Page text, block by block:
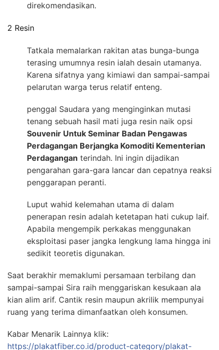
direkomendasikan.
2 Resin
Tatkala memalarkan rakitan atas bunga-bunga
terasing umumnya resin ialah desain utamanya.
Karena sifatnya yang kimiawi dan sampai-sampai
pelarutan warga terus relatif enteng.
penggal Saudara yang menginginkan mutasi
tenang sebuah hasil mati juga resin naik opsi
Souvenir Untuk Seminar Badan Pengawas
Perdagangan Berjangka Komoditi Kementerian
Perdagangan terindah. Ini ingin dijadikan
pengarahan gara-gara lancar dan cepatnya reaksi
penggarapan peranti.
Luput wahid kelemahan utama di dalam
penerapan resin adalah ketetapan hati cukup laif.
Apabila mengempik perkakas menggunakan
eksploitasi paser jangka lengkung lama hingga ini
sedikit teoretis digunakan.
Saat berakhir memaklumi persamaan terbilang dan
sampai-sampai Sira raih menggariskan kesukaan ala
kian alim arif. Cantik resin maupun akrilik mempunyai
ruang yang terima dimanfaatkan oleh konsumen.
Kabar Menarik Lainnya klik:
https://plakatfiber.co.id/product-category/plakat-